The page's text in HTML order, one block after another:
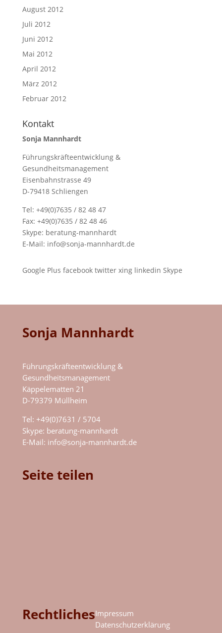
August 2012
Juli 2012
Juni 2012
Mai 2012
April 2012
März 2012
Februar 2012
Kontakt
Sonja Mannhardt
Führungskräfteentwicklung &
Gesundheitsmanagement
Eisenbahnstrasse 49
D-79418 Schliengen
Tel: +49(0)7635 / 82 48 47
Fax: +49(0)7635 / 82 48 46
Skype: beratung-mannhardt
E-Mail: info@sonja-mannhardt.de
Google Plus facebook twitter xing linkedin Skype
Sonja Mannhardt
Führungskräfteentwicklung &
Gesundheitsmanagement
Käppelematten 21
D-79379 Müllheim
Tel: +49(0)7631 / 5704
Skype: beratung-mannhardt
E-Mail: info@sonja-mannhardt.de
Seite teilen
RechtlichesImpressum
Datenschutzerklärung